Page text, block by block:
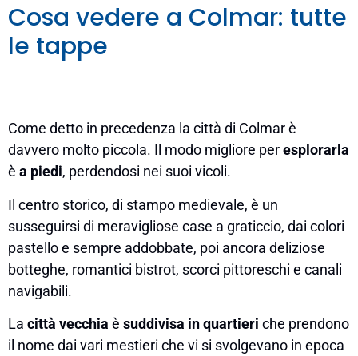
Cosa vedere a Colmar: tutte
le tappe
Come detto in precedenza la città di Colmar è
davvero molto piccola. Il modo migliore peresplorarla
è a piedi, perdendosi nei suoi vicoli.
Il centro storico, di stampo medievale, è un
susseguirsi di meravigliose case a graticcio, dai colori
pastello e sempre addobbate, poi ancora deliziose
botteghe, romantici bistrot, scorci pittoreschi e canali
navigabili.
La città vecchia è suddivisa in quartieri che prendono
il nome dai vari mestieri che vi si svolgevano in epoca